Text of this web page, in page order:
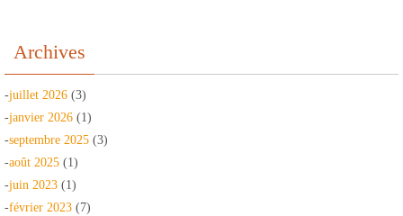
Archives
-juillet 2026 (3)
-janvier 2026 (1)
-septembre 2025 (3)
-août 2025 (1)
-juin 2023 (1)
-février 2023 (7)